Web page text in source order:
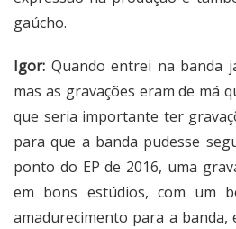
gaúcho.
Igor: Quando entrei na banda
mas as gravações eram de má
que seria importante ter
para que a banda pudesse
ponto do EP de 2016, uma
em bons estúdios, com um
amadurecimento para a